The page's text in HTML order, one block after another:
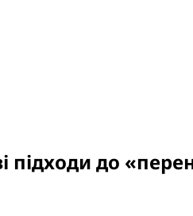
підходи до